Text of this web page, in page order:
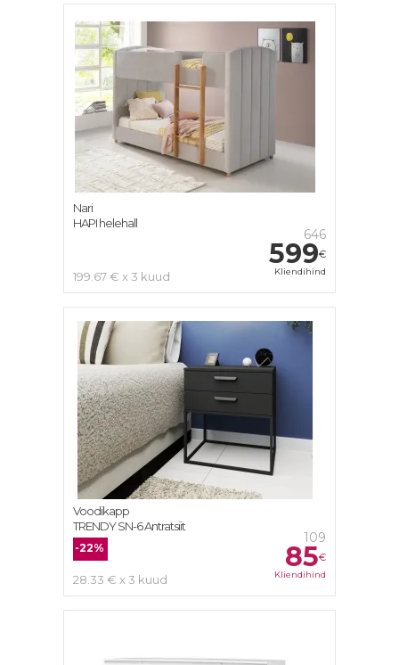
646
599€
Kliendihind
199.67 € x 3 kuud
Nari
HAPI helehall
109
85€
Kliendihind
-22%
28.33 € x 3 kuud
Voodikapp
TRENDY SN-6 Antratsiit